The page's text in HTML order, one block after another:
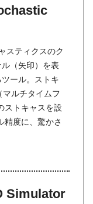
スティクスのク
（矢印）を表
ール。ストキ
マルチタイムフ
ストキャスを設
精度に、驚かさ
Simulator